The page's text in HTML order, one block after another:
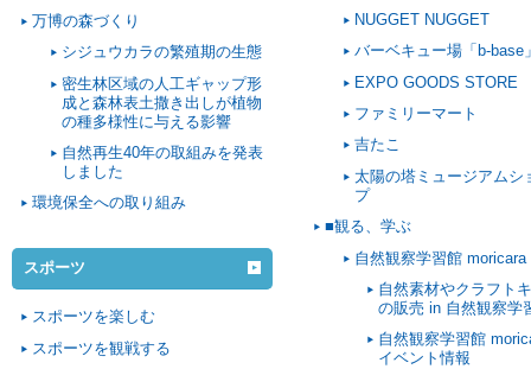
万博の森づくり
シジュウカラの繁殖期の生態
密生林区域の人工ギャップ形
成と森林表土撒き出しが植物
の種多様性に与える影響
自然再生40年の取組みを発表
しました
環境保全への取り組み
スポーツ
スポーツを楽しむ
スポーツを観戦する
NUGGET NUGGET
バーベキュー場「b-base
EXPO GOODS STORE
ファミリーマート
吉たこ
太陽の塔ミュージアムシ
プ
■観る、学ぶ
自然観察学習館 moricara
自然素材やクラフト
の販売 in 自然観察学
自然観察学習館
イベント情報